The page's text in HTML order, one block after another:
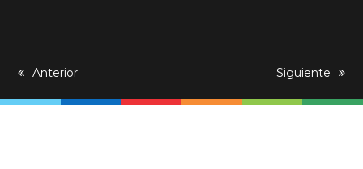
previous
Anterior
next
Siguiente